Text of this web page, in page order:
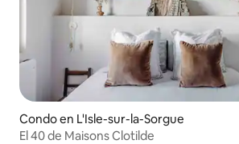
Condo en L'Isle-sur-la-Sorgue
El 40 de Maisons Clotilde